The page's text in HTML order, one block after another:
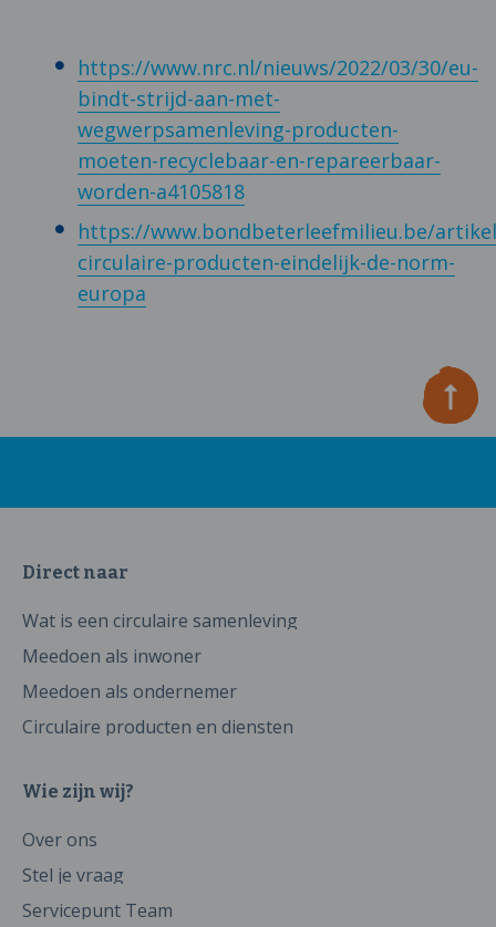
https://www.nrc.nl/nieuws/2022/03/30/eu-
bindt-strijd-aan-met-
wegwerpsamenleving-producten-
moeten-recyclebaar-en-repareerbaar-
worden-a4105818
https://www.bondbeterleefmilieu.be/
circulaire-producten-eindelijk-de-norm-
europa
Direct naar
Wat is een circulaire samenleving
Meedoen als inwoner
Meedoen als ondernemer
Circulaire producten en diensten
Wie zijn wij?
Over ons
Stel je vraag
Servicepunt Team